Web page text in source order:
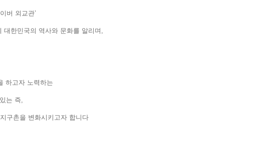
이버 외교관’
대한민국의 역사와 문화를 알리며,
하고자 노력하는
있는 즉,
지구촌을 변화시키고자 합니다